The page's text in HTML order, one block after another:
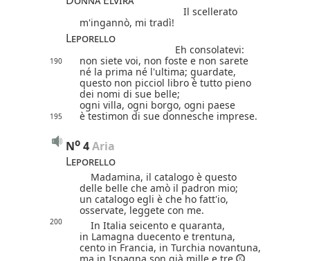
Il scellerato
m'ingannò, mi tradì!
Leporello
Eh consolatevi:
190 non siete voi, non foste e non sarete
né la prima né l'ultima; guardate,
questo non picciol libro è tutto pieno
dei nomi di sue belle;
ogni villa, ogni borgo, ogni paese
195 è testimon di sue donnesche imprese.
No 4 Aria
Leporello
Madamina, il catalogo è questo
delle belle che amò il padron mio;
un catalogo egli è che ho fatt'io,
osservate, leggete con me.
200
In Italia seicento e quaranta,
in Lamagna duecento e trentuna,
cento in Francia, in Turchia novantuna,